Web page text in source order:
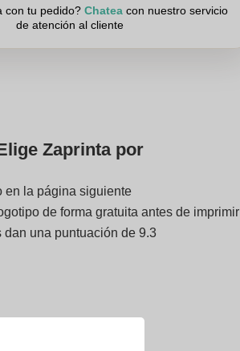
con tu pedido? Chatea con nuestro servicio
de atención al cliente
Zaprinta por
en la página siguiente
de forma gratuita antes de imprimir
dan una puntuación de 9.3